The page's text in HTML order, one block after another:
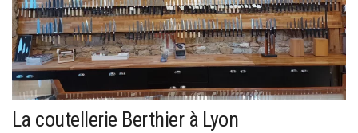
La coutellerie Berthier à Lyon